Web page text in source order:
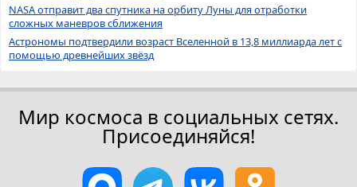
NASA отправит два спутника на орбиту Луны для отработки
сложных маневров сближения
Астрономы подтвердили возраст Вселенной в 13,8 миллиарда лет с
помощью древнейших звёзд
Мир космоса в социальных сетях.
Присоединяйся!